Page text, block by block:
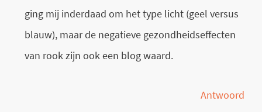
ging mij inderdaad om het type licht (geel versus
blauw), maar de negatieve gezondheidseffecten
van rook zijn ook een blog waard.
Antwoord